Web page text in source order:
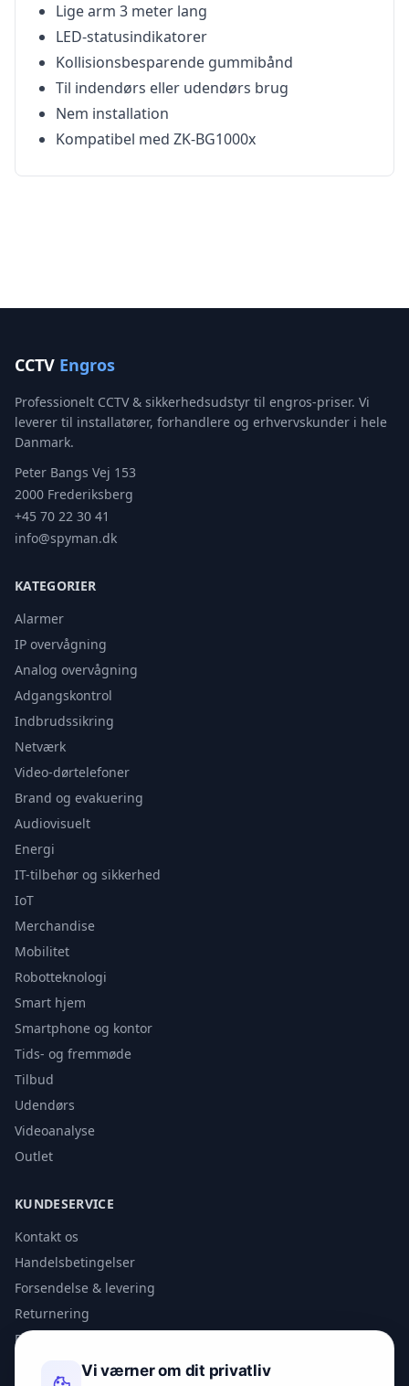
Lige arm 3 meter lang
LED-statusindikatorer
Kollisionsbesparende gummibånd
Til indendørs eller udendørs brug
Nem installation
Kompatibel med ZK-BG1000x
CCTV Engros
Professionelt CCTV & sikkerhedsudstyr til engros-priser. Vi
leverer til installatører, forhandlere og erhvervskunder i hele
Danmark.
Peter Bangs Vej 153
2000 Frederiksberg
+45 70 22 30 41
info@spyman.dk
KATEGORIER
Alarmer
IP overvågning
Analog overvågning
Adgangskontrol
Indbrudssikring
Netværk
Video-dørtelefoner
Brand og evakuering
Audiovisuelt
Energi
IT-tilbehør og sikkerhed
IoT
Merchandise
Mobilitet
Robotteknologi
Smart hjem
Smartphone og kontor
Tids- og fremmøde
Tilbud
Udendørs
Videoanalyse
Outlet
KUNDESERVICE
Kontakt os
Handelsbetingelser
Forsendelse & levering
Returnering
Privatlivspolitik
Vi værner om dit privatliv